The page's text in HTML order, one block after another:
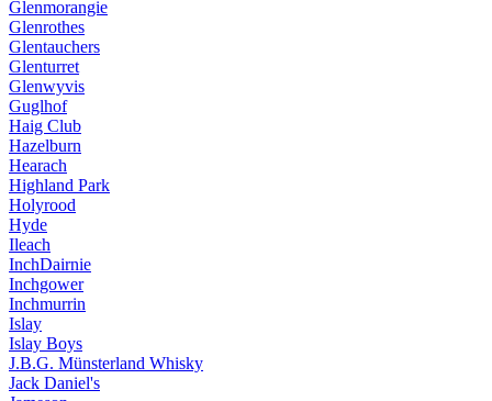
Glenmorangie
Glenrothes
Glentauchers
Glenturret
Glenwyvis
Guglhof
Haig Club
Hazelburn
Hearach
Highland Park
Holyrood
Hyde
Ileach
InchDairnie
Inchgower
Inchmurrin
Islay
Islay Boys
J.B.G. Münsterland Whisky
Jack Daniel's